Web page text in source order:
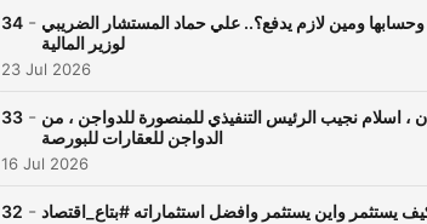
34 - ومين لازم يدفع؟.. علي حماد المستشار الضريبي
لوزير المالية
23 Jul 2026
33 - ، اسلام نجيب الرئيس التنفيذي للمنصورة للدواجن ، من
الدواجن للعقارات للبورصة
16 Jul 2026
32 - يستثمر واين يستثمر وافضل استثماراته #بتاع_اقتصاد